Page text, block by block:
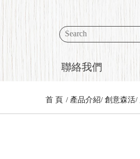
聯絡我們
首 頁 產品介紹 創意森活